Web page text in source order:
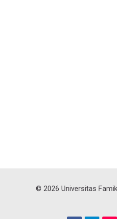
© 2026 Universitas